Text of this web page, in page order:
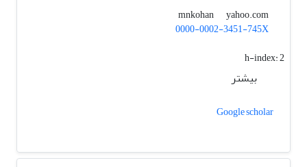
mnkohan
yahoo.com
0000-0002-3451-745X
h-index:2
بیشتر
Google scholar